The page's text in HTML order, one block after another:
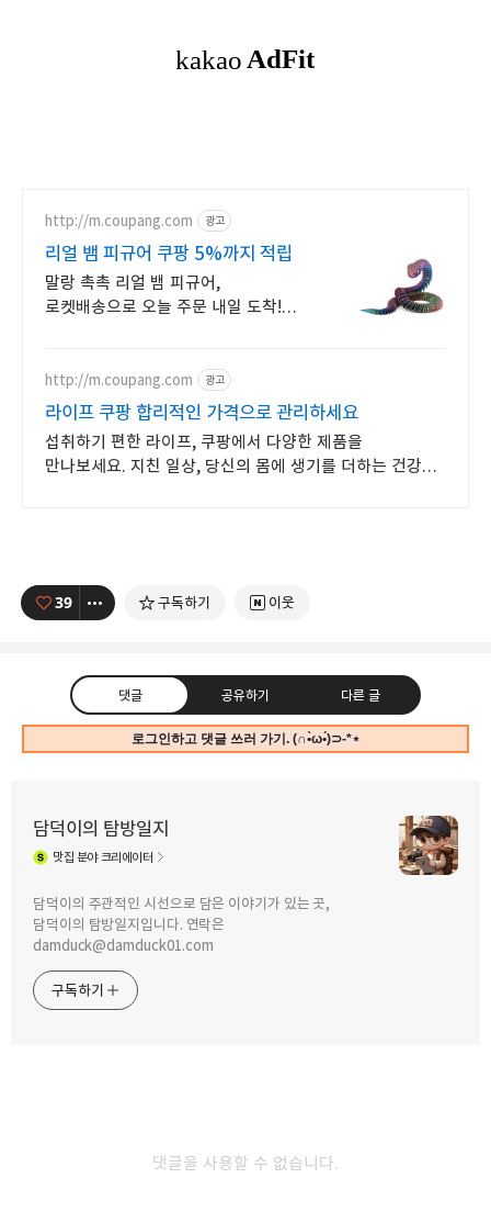
http://m.coupang.com 광고
리얼 뱀 피규어 쿠팡 5%까지 적립
말랑 촉촉 리얼 뱀 피규어,
로켓배송으로 오늘 주문 내일 도착!
만나세요.
http://m.coupang.com 광고
라이프 쿠팡 합리적인 가격으로 관리하세요
섭취하기 편한 라이프, 쿠팡에서 다양한 제품을
만나보세요. 지친 일상, 당신의 몸에 생기를 더하는 건강한
39 구독하기 이웃
댓글 공유하기 다른 글
로그인하고 댓글 쓰러 가기. (∩•̀ω•́)⊃-*⋆
담덕이의 탐방일지
맛집 분야 크리에이터
담덕이의 주관적인 시선으로 담은 이야기가 있는 곳,
담덕이의 탐방일지입니다. 연락은
damduck@damduck01.com
구독하기
댓글을 사용할 수 없습니다.
트위터
카카오스토리
이번 겨울은 눈이 자주 오지는 않지만
오면 많이 오네요.